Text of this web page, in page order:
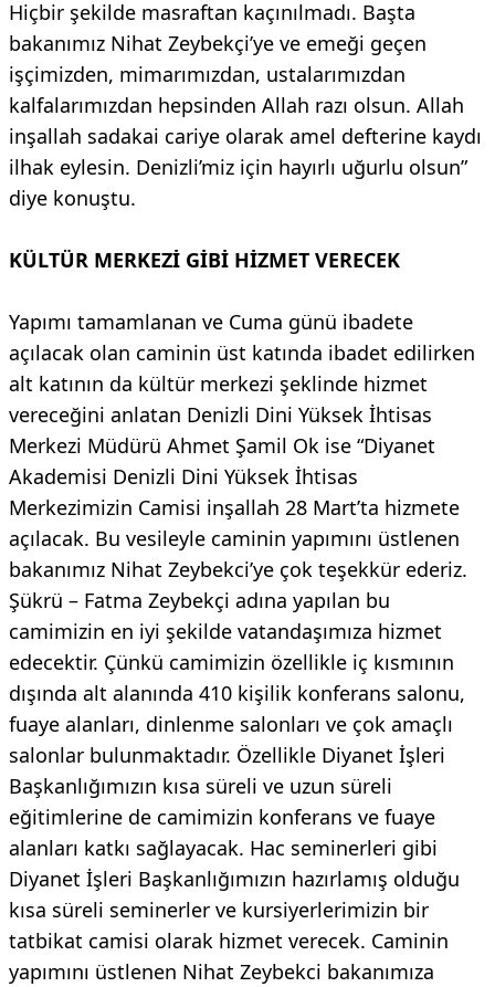
Hiçbir şekilde masraftan kaçınılmadı. Başta
bakanımız Nihat Zeybekçi’ye ve emeği geçen
işçimizden, mimarımızdan, ustalarımızdan
kalfalarımızdan hepsinden Allah razı olsun. Allah
inşallah sadakai cariye olarak amel defterine kaydı
ilhak eylesin. Denizli’miz için hayırlı uğurlu olsun”
diye konuştu.
KÜLTÜR MERKEZİ GİBİ HİZMET VERECEK
Yapımı tamamlanan ve Cuma günü ibadete
açılacak olan caminin üst katında ibadet edilirken
alt katının da kültür merkezi şeklinde hizmet
vereceğini anlatan Denizli Dini Yüksek İhtisas
Merkezi Müdürü Ahmet Şamil Ok ise “Diyanet
Akademisi Denizli Dini Yüksek İhtisas
Merkezimizin Camisi inşallah 28 Mart’ta hizmete
açılacak. Bu vesileyle caminin yapımını üstlenen
bakanımız Nihat Zeybekci’ye çok teşekkür ederiz.
Şükrü – Fatma Zeybekçi adına yapılan bu
camimizin en iyi şekilde vatandaşımıza hizmet
edecektir. Çünkü camimizin özellikle iç kısmının
dışında alt alanında 410 kişilik konferans salonu,
fuaye alanları, dinlenme salonları ve çok amaçlı
salonlar bulunmaktadır. Özellikle Diyanet İşleri
Başkanlığımızın kısa süreli ve uzun süreli
eğitimlerine de camimizin konferans ve fuaye
alanları katkı sağlayacak. Hac seminerleri gibi
Diyanet İşleri Başkanlığımızın hazırlamış olduğu
kısa süreli seminerler ve kursiyerlerimizin bir
tatbikat camisi olarak hizmet verecek. Caminin
yapımını üstlenen Nihat Zeybekci bakanımıza